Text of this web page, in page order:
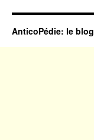
AnticoPédie: le blog